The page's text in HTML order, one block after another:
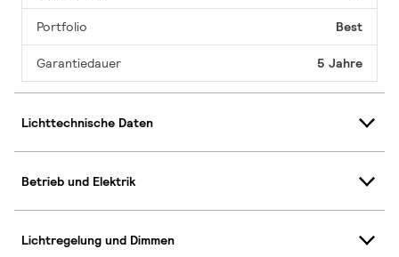
Portfolio Best
Garantiedauer 5 Jahre
Lichttechnische Daten
Betrieb und Elektrik
Lichtregelung und Dimmen